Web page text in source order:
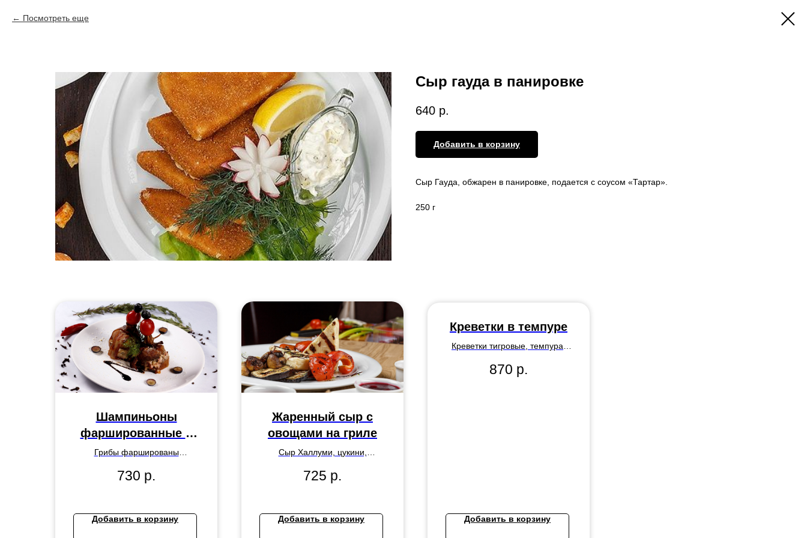
Посмотреть еще
Сыр гауда в панировке
640 р.
Добавить в корзину
Сыр Гауда, обжарен в панировке, подается с соусом «Тартар».
250 г
Шампиньоны
фаршированные в
беконе
Грибы фаршированы
ветчиной, обернуты беконом.
730 р.
Добавить в корзину
Жаренный сыр с
овощами на гриле
Сыр Халлуми, цукини,
лук, помидоры, обжаренные на
725 р.
Добавить в корзину
Креветки в темпуре
Креветки тигровые, темпура,
870 р.
Добавить в корзину